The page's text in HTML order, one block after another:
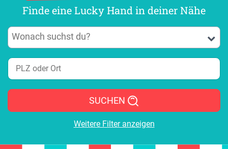
Finde eine Lucky Hand in deiner Nähe
SUCHEN
Weitere Filter anzeigen